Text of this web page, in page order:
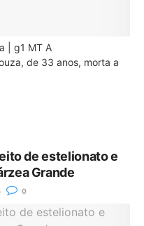
| g1 MT A
de 33 anos, morta a
de estelionato e
Grande
0